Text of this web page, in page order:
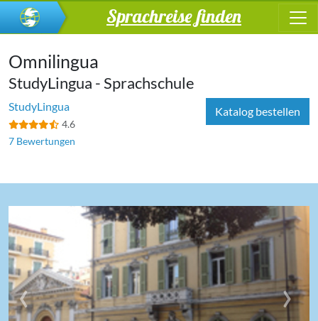
Sprachreise finden
Omnilingua
StudyLingua - Sprachschule
StudyLingua
4.6
7 Bewertungen
Katalog bestellen
‹ ›